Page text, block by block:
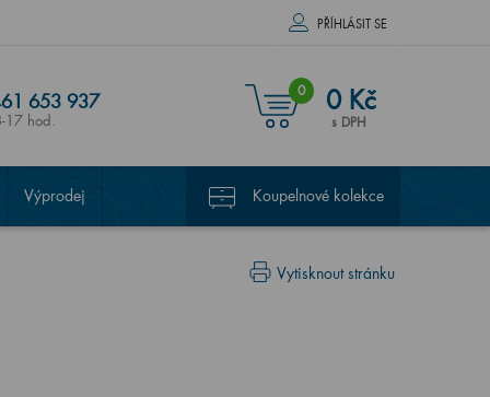
PŘÍHLÁSIT SE
653 937
17 hod.
0 0 Kč
s DPH
Výprodej Koupelnové kolekce
Vytisknout stránku